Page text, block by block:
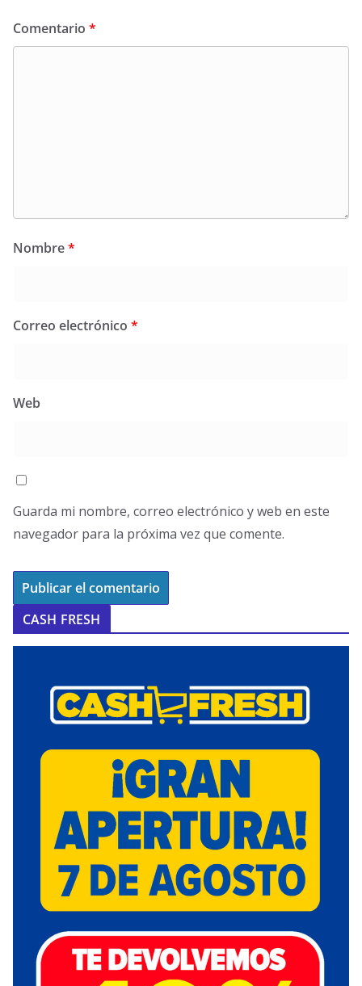
Comentario *
Nombre*
Correo electrónico *
Web
Guarda mi nombre, correo electrónico y web en este
navegador para la próxima vez que comente.
CASH FRESH